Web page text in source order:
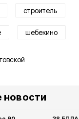
строитель
шебекино
новости